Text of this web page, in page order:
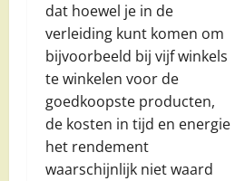
dat hoewel je in de
verleiding kunt komen om
bijvoorbeeld bij vijf winkels
te winkelen voor de
goedkoopste producten,
de kosten in tijd en energie
het rendement
waarschijnlijk niet waard